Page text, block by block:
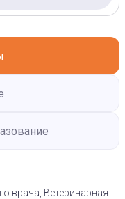
врача, Ветеринарная